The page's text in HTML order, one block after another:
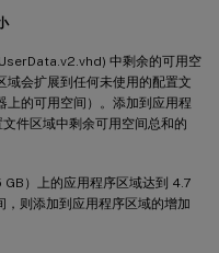
中剩余的可用空
域会扩展到任何未使用的配置文
上的可用空间）。添加到应用程
件区域中剩余可用空间总和的
）上的应用程序区域达到 4.7
，则添加到应用程序区域的增加